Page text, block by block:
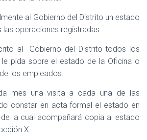
al Gobierno del Distrito un estado
operaciones registradas.
al
Gobierno del Distrito todos los
pida sobre el estado de la Oficina o
los empleados.
mes una visita a cada una de las
constar en acta formal el estado en
la cual acompañará copia al estado
X.